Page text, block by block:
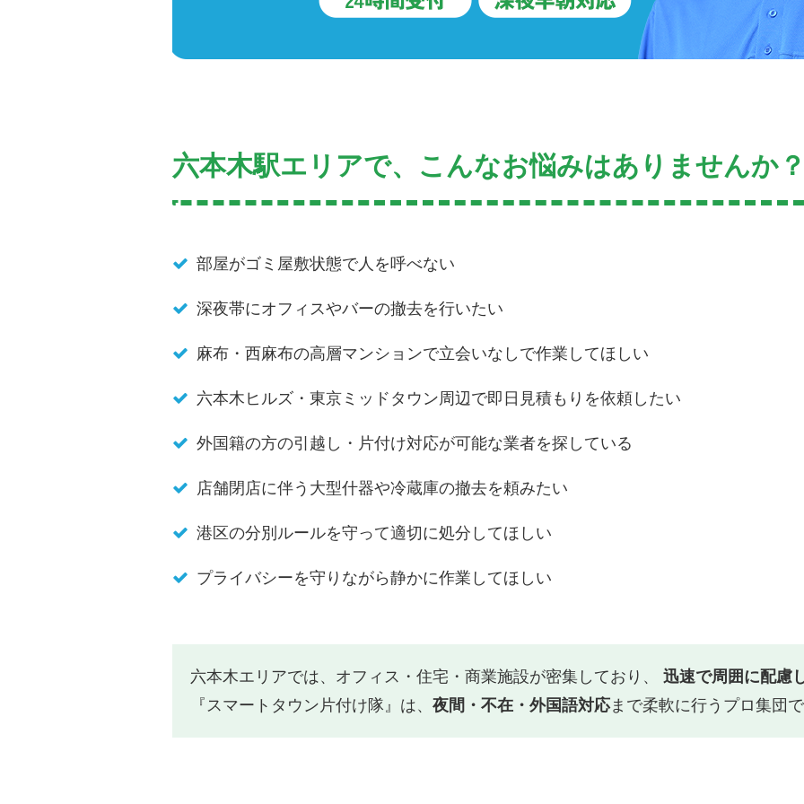
六本木駅エリアで、こんなお悩みはありませんか
部屋がゴミ屋敷状態で人を呼べない
深夜帯にオフィスやバーの撤去を行いたい
麻布・西麻布の高層マンションで立会いなしで作業してほしい
六本木ヒルズ・東京ミッドタウン周辺で即日見積もりを依頼したい
外国籍の方の引越し・片付け対応が可能な業者を探している
店舗閉店に伴う大型什器や冷蔵庫の撤去を頼みたい
港区の分別ルールを守って適切に処分してほしい
プライバシーを守りながら静かに作業してほしい
六本木エリアでは、オフィス・住宅・商業施設が密集しており、 迅速で周囲に配慮
『スマートタウン片付け隊』は、 夜間・不在・外国語対応まで柔軟に行うプロ集団